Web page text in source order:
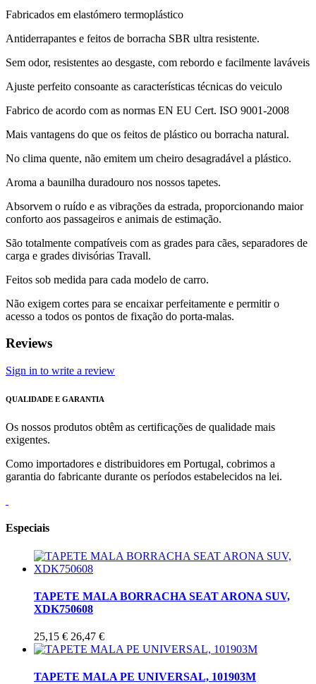
Fabricados em elastómero termoplástico
Antiderrapantes e feitos de borracha SBR ultra resistente.
Sem odor, resistentes ao desgaste, com rebordo e facilmente laváveis
Ajuste perfeito consoante as características técnicas do veiculo
Fabrico de acordo com as normas EN EU Cert. ISO 9001-2008
Mais vantagens do que os feitos de plástico ou borracha natural.
No clima quente, não emitem um cheiro desagradável a plástico.
Aroma a baunilha duradouro nos nossos tapetes.
Absorvem o ruído e as vibrações da estrada, proporcionando maior
conforto aos passageiros e animais de estimação.
São totalmente compatíveis com as grades para cães, separadores de
carga e grades divisórias Travall.
Feitos sob medida para cada modelo de carro.
Não exigem cortes para se encaixar perfeitamente e permitir o
acesso a todos os pontos de fixação do porta-malas.
Reviews
Sign in to write a review
QUALIDADE E GARANTIA
Os nossos produtos obtêm as certificações de qualidade mais
exigentes.
Como importadores e distribuidores em Portugal, cobrimos a
garantia do fabricante durante os períodos estabelecidos na lei.
Especiais
TAPETE MALA BORRACHA SEAT ARONA SUV,
XDK750608
25,15 € 26,47 €
TAPETE MALA PE UNIVERSAL, 101903M